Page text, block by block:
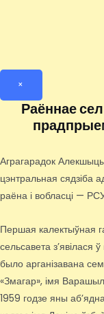
×
Раённае
Аграгарадок
цэнтральная сядзіба
раёна і вобласці —
Першая калектыўная
сельсавета з’явілася
было арганізавана сем
«Змагар», імя
1959 годзе яны